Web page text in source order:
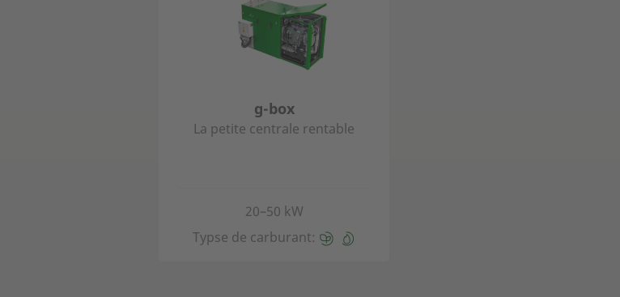
g-box
La petite centrale rentable
20–50 kW
Typse de carburant: